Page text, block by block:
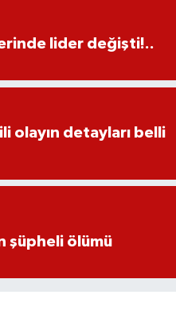
lider değişti!..
olayın detayları belli
şüpheli ölümü